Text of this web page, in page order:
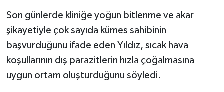
Son günlerde kliniğe yoğun bitlenme ve akar
şikayetiyle çok sayıda kümes sahibinin
başvurduğunu ifade eden Yıldız, sıcak hava
koşullarının dış parazitlerin hızla çoğalmasına
uygun ortam oluşturduğunu söyledi.